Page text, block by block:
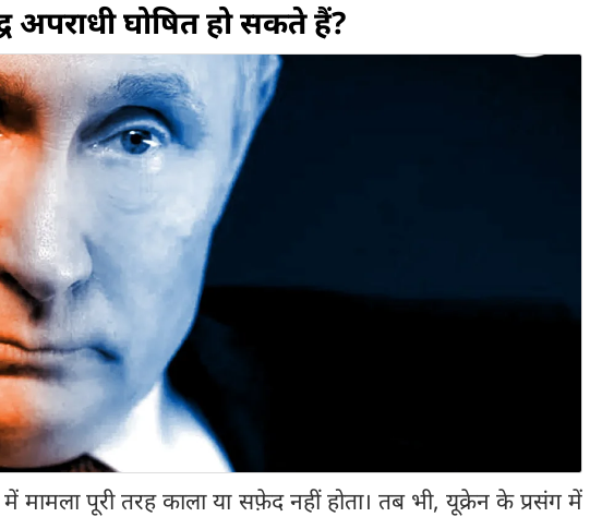
अपराधी घोषित हो सकते हैं?
में मामला पूरी तरह काला या सफ़ेद नहीं होता। तब भी, यूक्रेन के प्रसंग में